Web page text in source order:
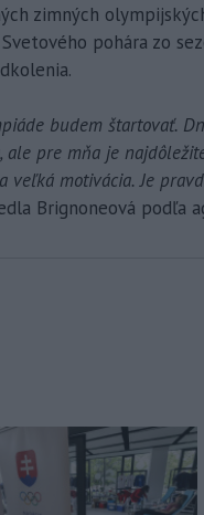
zimných
pohára zo
budem štartovať.
ale pre mňa je
motivácia. Je
Brignoneová podľa